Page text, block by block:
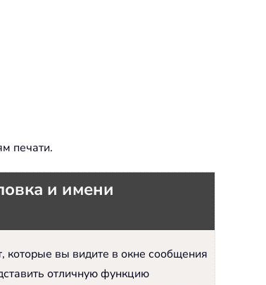
печати.
и имени
которые вы видите в окне сообщения
отличную функцию